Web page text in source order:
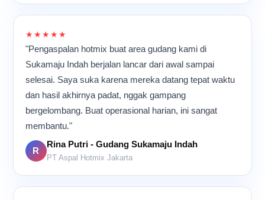
★★★★★
"Pengaspalan hotmix buat area gudang kami di
Sukamaju Indah berjalan lancar dari awal sampai
selesai. Saya suka karena mereka datang tepat waktu
dan hasil akhirnya padat, nggak gampang
bergelombang. Buat operasional harian, ini sangat
membantu."
R
Rina Putri - Gudang Sukamaju Indah
PT Aspal Hotmix Jakarta